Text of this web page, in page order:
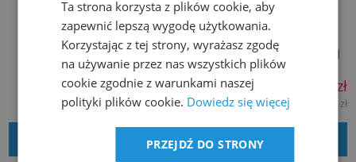
Odor Off Nano TENZI 0.6L
Usuwanie przykrych
zapachów
55,09 zł
netto:44,79 zł
DODAJ DO KOSZYKA
FRESHTEK Neutralizator
zapachów - Paczuli - 250ml
18,99 zł
netto: 15,44 zł
DODAJ DO KOSZYKA
Ta strona korzysta z plików cookie, aby
zapewnić lepszą wygodę użytkowania.
Korzystając z tej strony, wyrażasz zgodę
na używanie przez nas wszystkich plików
cookie zgodnie z warunkami naszej
polityki plików cookie. Dowiedz się więcej
PRZEJDŹ DO STRONY